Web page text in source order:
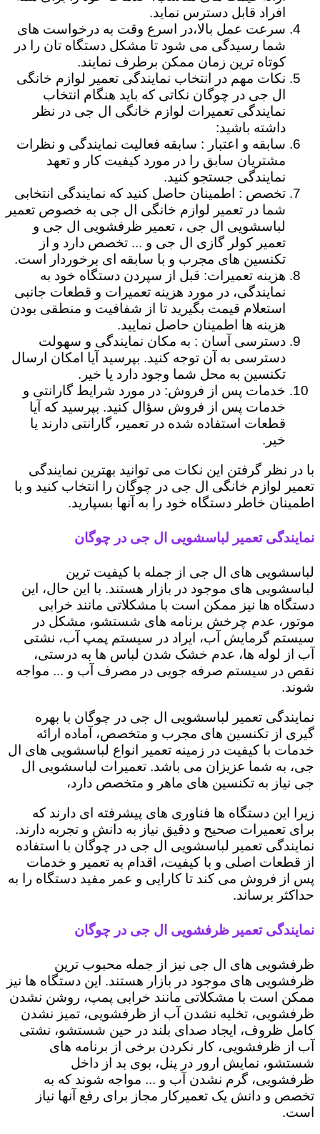
افراد قابل دسترس نماید.
سرعت عمل بالا،در اسرع وقت به درخواست های
شما رسیدگی می شود تا مشکل دستگاه تان را در
کوتاه ترین زمان ممکن برطرف نمایند.
نکات مهم در انتخاب نمایندگی تعمیر لوازم خانگی
ال جی در چوگان نکاتی که باید هنگام انتخاب
نمایندگی تعمیرات لوازم خانگی ال جی در نظر
داشته باشید:
سابقه و اعتبار : سابقه فعالیت نمایندگی و نظرات
مشتریان سابق را در مورد کیفیت کار و تعهد
نمایندگی جستجو کنید.
تخصص : اطمینان حاصل کنید که نمایندگی انتخابی
شما در تعمیر لوازم خانگی ال جی به خصوص تعمیر
لباسشویی ال جی ، تعمیر ظرفشویی ال جی و
تعمیر کولر گازی ال جی و ... تخصص دارد و از
تکنسین های مجرب و با سابقه ای برخوردار است.
هزینه تعمیرات: قبل از سپردن دستگاه خود به
نمایندگی، در مورد هزینه تعمیرات و قطعات جانبی
استعلام قیمت بگیرید تا از شفافیت و منطقی بودن
هزینه ها اطمینان حاصل نمایید.
دسترسی آسان : به مکان نمایندگی و سهولت
دسترسی به آن توجه کنید. بپرسید آیا امکان ارسال
تکنسین به محل شما وجود دارد یا خیر.
خدمات پس از فروش: در مورد شرایط گارانتی و
خدمات پس از فروش سؤال کنید. بپرسید که آیا
قطعات استفاده شده در تعمیر، گارانتی دارند یا
خیر.
با در نظر گرفتن این نکات می توانید بهترین نمایندگی
تعمیر لوازم خانگی ال جی در چوگان را انتخاب کنید و با
اطمینان خاطر دستگاه خود را به آنها بسپارید.
نمایندگی تعمیر لباسشویی ال جی در چوگان
لباسشویی های ال جی از جمله با کیفیت ترین
لباسشویی های موجود در بازار هستند. با این حال، این
دستگاه ها نیز ممکن است با مشکلاتی مانند خرابی
موتور، عدم چرخش برنامه های شستشو، مشکل در
سیستم گرمایش آب، ایراد در سیستم پمپ آب، نشتی
آب از لوله ها، عدم خشک شدن لباس ها به درستی،
نقص در سیستم صرفه جویی در مصرف آب و ... مواجه
شوند.
نمایندگی تعمیر لباسشویی ال جی در چوگان با بهره
گیری از تکنسین های مجرب و متخصص، آماده ارائه
خدمات با کیفیت در زمینه تعمیر انواع لباسشویی های ال
جی، به شما عزیزان می باشد. تعمیرات لباسشویی ال
جی نیاز به تکنسین های ماهر و متخصص دارد،
زیرا این دستگاه ها فناوری های پیشرفته ای دارند که
برای تعمیرات صحیح و دقیق نیاز به دانش و تجربه دارند.
نمایندگی تعمیر لباسشویی ال جی در چوگان با استفاده
از قطعات اصلی و با کیفیت، اقدام به تعمیر و خدمات
پس از فروش می کند تا کارایی و عمر مفید دستگاه را به
حداکثر برساند.
نمایندگی تعمیر ظرفشویی ال جی در چوگان
ظرفشویی های ال جی نیز از جمله محبوب ترین
ظرفشویی های موجود در بازار هستند. این دستگاه ها نیز
ممکن است با مشکلاتی مانند خرابی پمپ، روشن نشدن
ظرفشویی، تخلیه نشدن آب از ظرفشویی، تمیز نشدن
کامل ظروف، ایجاد صدای بلند در حین شستشو، نشتی
آب از ظرفشویی، کار نکردن برخی از برنامه های
شستشو، نمایش ارور در پنل، بوی بد از داخل
ظرفشویی، گرم نشدن آب و ... مواجه شوند که به
تخصص و دانش یک تعمیرکار مجاز برای رفع آنها نیاز
است.